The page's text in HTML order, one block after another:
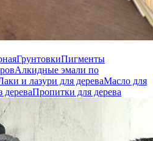
ГрунтовкиПигменты
Алкидные эмали по
и лазури для дереваМасло для
дереваПропитки для дерева